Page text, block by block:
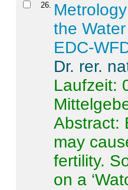
26.
the
EDC-
Dr. rer.
Laufzeit:
Abstract:
may
fertility.
on a